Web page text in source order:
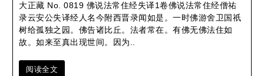
大正藏 No. 0819 佛说法常住经失译1卷佛说法常住经僧祐
录云安公失译经人名今附西晋录闻如是。一时佛游舍卫国祇
树给孤独之园。佛告诸比丘。法者常在。有佛无佛法住如
故。如来至真出现世间。因为..
阅读全文